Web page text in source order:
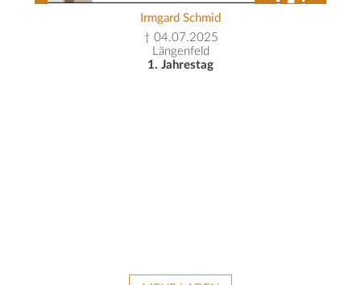
Irmgard Schmid
† 04.07.2025
Längenfeld
1. Jahrestag